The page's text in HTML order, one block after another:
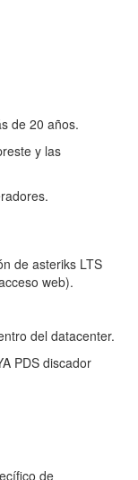
de 20 años.
y las
de asteriks LTS
web).
del datacenter.
PDS discador
de